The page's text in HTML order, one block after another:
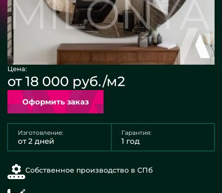
Цена:
от 18 000 руб./м2
Оформить заказ
Изготовление:
от 2 дней
Гарантия:
1 год
Собственное производство в СПб